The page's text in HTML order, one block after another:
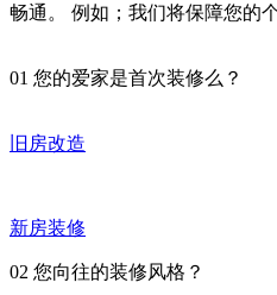
畅通。 例如；我们将保障您的
01 您的爱家是首次装修么？
旧房改造
新房装修
02 您向往的装修风格？